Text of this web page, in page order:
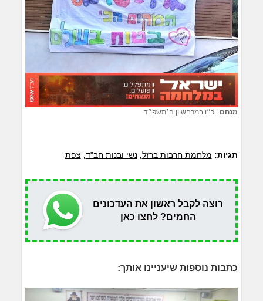
מנחם |כ״ו במרחשוון ה׳תשפ״ד
תגיות: מלחמת חרבות ברזל,נשי ובנות חב"ד, צפת
רוצה לקבל ראשון את העדכונים
החמים? לחצו כאן
כתבות נוספות שיעניינו אותך: